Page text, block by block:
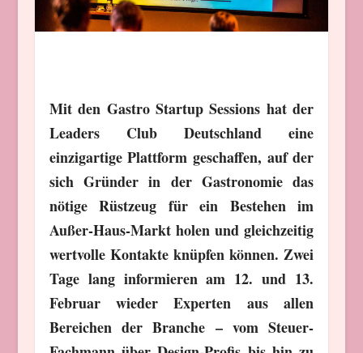
Mit den Gastro Startup Sessions hat der
Leaders Club Deutschland eine
einzigartige Plattform geschaffen, auf der
sich Gründer in der Gastronomie das
nötige Rüstzeug für ein Bestehen im
Außer-Haus-Markt holen und gleichzeitig
wertvolle Kontakte knüpfen können. Zwei
Tage lang informieren am 12. und 13.
Februar wieder Experten aus allen
Bereichen der Branche – vom Steuer-